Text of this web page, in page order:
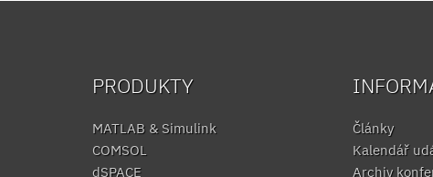
PRODUKTY
MATLAB & Simulink
COMSOL
dSPACE
Články
Kalendář
Archiv